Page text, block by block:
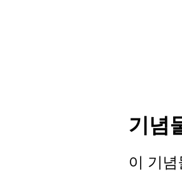
기념
이 기